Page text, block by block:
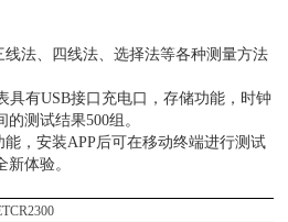
法、四线法、选择法等各种测量方法
具有USB接口充电口，存储功能，时钟
测试结果500组。
，安装APP后可在移动终端进行测试
体验。